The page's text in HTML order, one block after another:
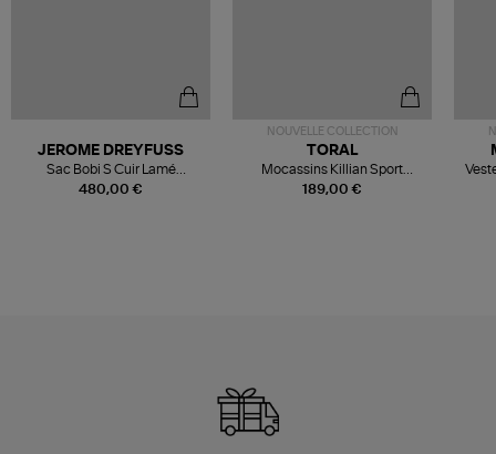
480,00 €
JEROME DREYFUSS
Sac Bobi S Cuir Lamé
Champagne
NOUVELLE COLLECTION
189,00 €
TORAL
Mocassins Killian Sport
Mousse